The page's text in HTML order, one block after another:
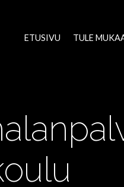
ETUSIVU TULE